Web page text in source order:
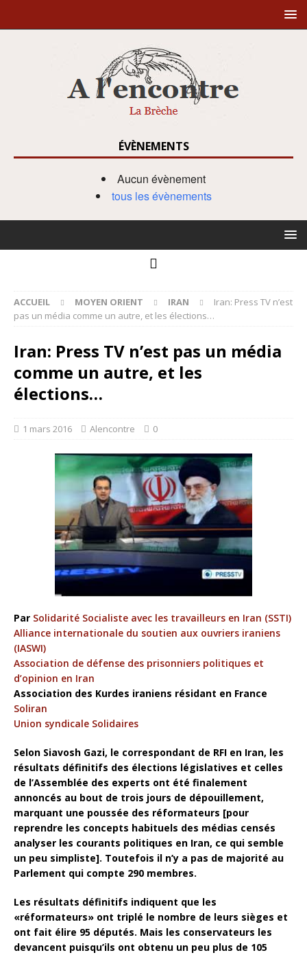
ÉVÈNEMENTS
Aucun évènement
tous les évènements
ACCUEIL MOYEN ORIENT IRAN
Iran: Press TV n’est
pas un média comme un autre, et les élections…
Iran: Press TV n’est pas un média
comme un autre, et les
élections…
1 mars 2016 Alencontre 0
Par Solidarité Socialiste avec les travailleurs en Iran (SSTI)
Alliance internationale du soutien aux ouvriers iraniens
(IASWI)
Association de défense des prisonniers politiques et
d’opinion en Iran
Association des Kurdes iraniens résidant en France
Soliran
Union syndicale Solidaires
Selon Siavosh Gazi, le correspondant de RFI en Iran, les
résultats définitifs des élections législatives et celles
de l’Assemblée des experts ont été finalement
annoncés au bout de trois jours de dépouillement,
marquant une poussée des réformateurs [pour
reprendre les concepts habituels des médias censés
analyser les courants politiques en Iran, ce qui semble
un peu simpliste]. Toutefois il n’y a pas de majorité au
Parlement qui compte 290 membres.
Les résultats définitifs indiquent que les
«réformateurs» ont triplé le nombre de leurs sièges et
ont fait élire 95 députés. Mais les conservateurs les
devancent puisqu’ils ont obtenu un peu plus de 105